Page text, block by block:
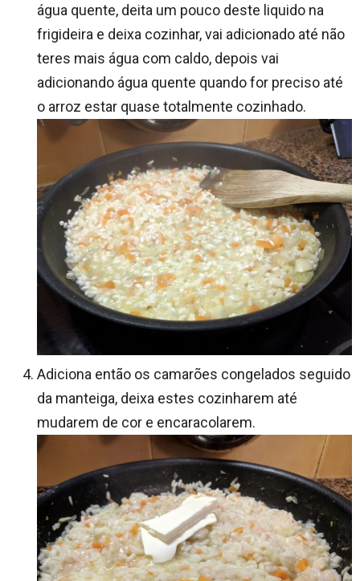
água quente, deita um pouco deste liquido na
frigideira e deixa cozinhar, vai adicionado até não
teres mais água com caldo, depois vai
adicionando água quente quando for preciso até
o arroz estar quase totalmente cozinhado.
Adiciona então os camarões congelados seguido
da manteiga, deixa estes cozinharem até
mudarem de cor e encaracolarem.